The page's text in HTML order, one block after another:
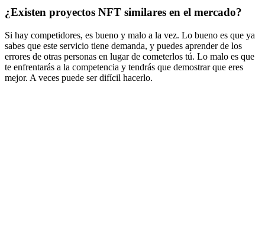
¿Existen proyectos NFT similares en el mercado?
Si hay competidores, es bueno y malo a la vez. Lo bueno es que ya
sabes que este servicio tiene demanda, y puedes aprender de los
errores de otras personas en lugar de cometerlos tú. Lo malo es que
te enfrentarás a la competencia y tendrás que demostrar que eres
mejor. A veces puede ser difícil hacerlo.